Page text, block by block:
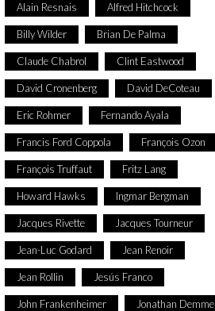
Alain Resnais Alfred Hitchcock
Billy Wilder Brian De Palma
Claude Chabrol Clint Eastwood
David Cronenberg David DeCoteau
Eric Rohmer Fernando Ayala
Francis Ford Coppola François Ozon
François Truffaut Fritz Lang
Howard Hawks Ingmar Bergman
Jacques Rivette Jacques Tourneur
Jean-Luc Godard Jean Renoir
Jean Rollin Jesús Franco
John Frankenheimer Jonathan Demme